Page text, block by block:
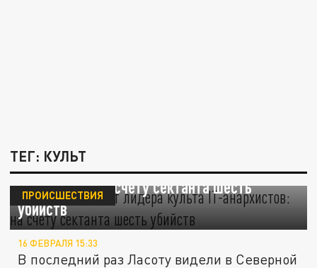
ТЕГ: КУЛЬТ
ФБР разыскивает лидера культа IT-
анархистов: на счету сектанта шесть
убийств
ПРОИСШЕСТВИЯ
16 ФЕВРАЛЯ 15:33
В последний раз Ласоту видели в Северной